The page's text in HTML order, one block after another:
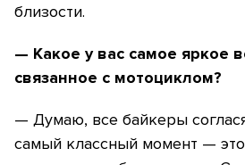
близости.
— Какое у вас самое яркое
связанное с мотоциклом?
— Думаю, все байкеры
самый классный момент —